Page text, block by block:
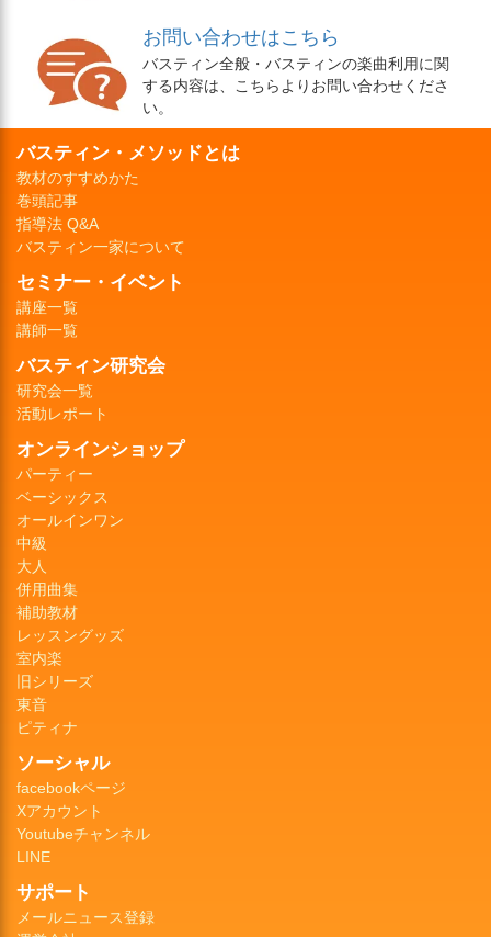
お問い合わせはこちら
バスティン全般・バスティンの楽曲利用に関
する内容は、こちらよりお問い合わせくださ
い。
バスティン・メソッドとは
教材のすすめかた
巻頭記事
指導法 Q&A
バスティン一家について
セミナー・イベント
講座一覧
講師一覧
バスティン研究会
研究会一覧
活動レポート
オンラインショップ
パーティー
ベーシックス
オールインワン
中級
大人
併用曲集
補助教材
レッスングッズ
室内楽
旧シリーズ
東音
ピティナ
ソーシャル
facebookページ
Xアカウント
Youtubeチャンネル
LINE
サポート
メールニュース登録